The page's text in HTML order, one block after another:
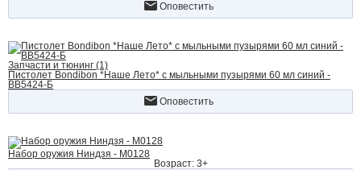
Оповестить
Запчасти и тюнинг (1)
Пистолет Bondibon *Наше Лето* с мыльными пузырями 60 мл синий -
ВВ5424-Б
Оповестить
Набор оружия Ниндзя - M0128
Возраст: 3+